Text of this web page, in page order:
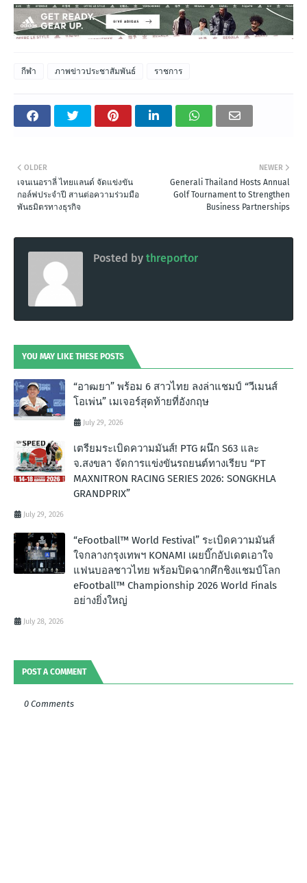
กีฬา ภาพข่าวประชาสัมพันธ์ ราชการ
NEWER
Generali Thailand Hosts Annual
Golf Tournament to Strengthen
Business Partnerships
OLDER
เจนเนอราลี่ ไทยแลนด์ จัดแข่งขัน
กอล์ฟประจำปี สานต่อความร่วมมือ
พันธมิตรทางธุรกิจ
Posted by threportor
YOU MAY LIKE THESE POSTS
“อาฒยา” พร้อม 6 สาวไทย ลงล่าแชมป์ “วีเมนส์
โอเพ่น” เมเจอร์สุดท้ายที่อังกฤษ
July 29, 2026
เตรียมระเบิดความมันส์! PTG ผนึก S63 และ
จ.สงขลา จัดการแข่งขันรถยนต์ทางเรียบ “PT
MAXNITRON RACING SERIES 2026: SONGKHLA
GRANDPRIX”
July 29, 2026
“eFootball™ World Festival” ระเบิดความมันส์
ใจกลางกรุงเทพฯ KONAMI เผยบิ๊กอัปเดตเอาใจ
แฟนบอลชาวไทย พร้อมปิดฉากศึกชิงแชมป์โลก
eFootball™ Championship 2026 World Finals
อย่างยิ่งใหญ่
July 28, 2026
POST A COMMENT
0 Comments